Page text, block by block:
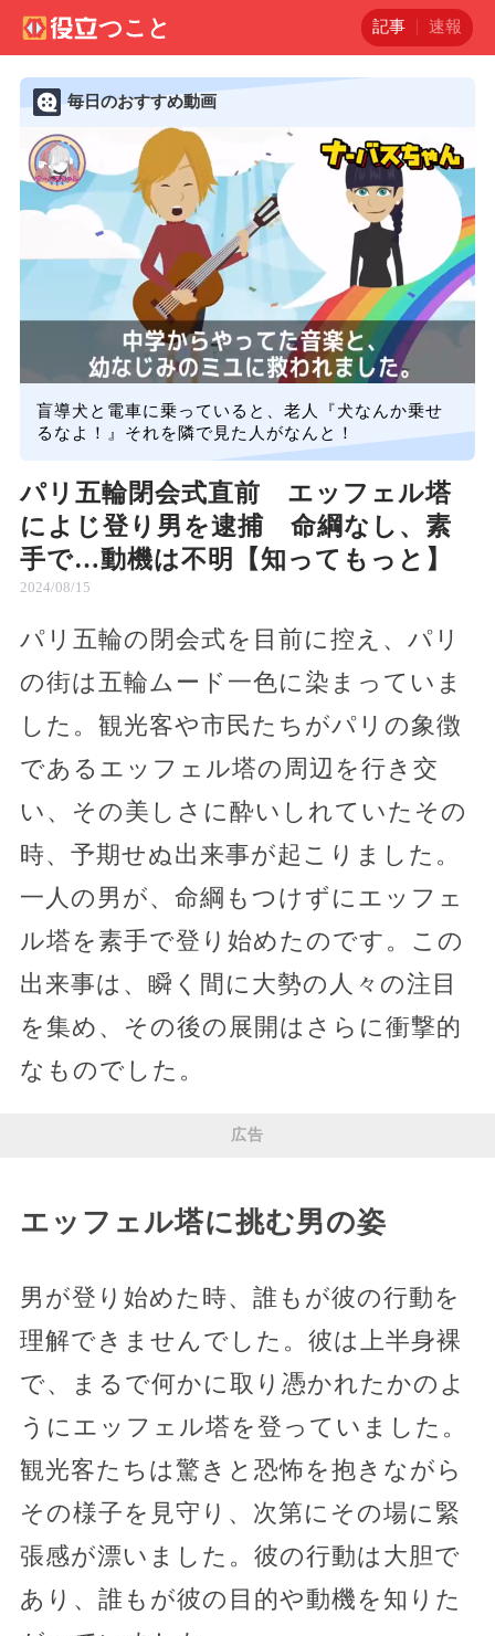
記事 速報
毎日のおすすめ動画
盲導犬と電車に乗っていると、老人『犬なんか乗せ
るなよ！』それを隣で見た人がなんと！
パリ五輪閉会式直前 エッフェル塔
によじ登り男を逮捕 命綱なし、素
手で…動機は不明【知ってもっと】
2024/08/15
パリ五輪の閉会式を目前に控え、パリ
の街は五輪ムード一色に染まっていま
した。観光客や市民たちがパリの象徴
であるエッフェル塔の周辺を行き交
い、その美しさに酔いしれていたその
時、予期せぬ出来事が起こりました。
一人の男が、命綱もつけずにエッフェ
ル塔を素手で登り始めたのです。この
出来事は、瞬く間に大勢の人々の注目
を集め、その後の展開はさらに衝撃的
なものでした。
広告
エッフェル塔に挑む男の姿
男が登り始めた時、誰もが彼の行動を
理解できませんでした。彼は上半身裸
で、まるで何かに取り憑かれたかのよ
うにエッフェル塔を登っていました。
観光客たちは驚きと恐怖を抱きながら
その様子を見守り、次第にその場に緊
張感が漂いました。彼の行動は大胆で
あり、誰もが彼の目的や動機を知りた